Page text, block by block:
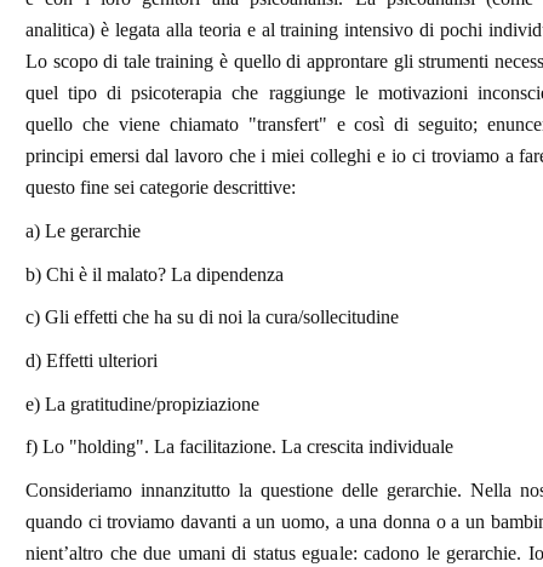
analitica) è legata alla teoria e al training intensivo di pochi
Lo scopo di tale training è quello di approntare gli strumenti
quel tipo di psicoterapia che raggiunge le motivazioni
quello che viene chiamato "transfert" e così di seguito;
principi emersi dal lavoro che i miei colleghi e io ci troviamo a
questo fine sei categorie descrittive:
a) Le gerarchie
b) Chi è il malato? La dipendenza
c) Gli effetti che ha su di noi la cura/sollecitudine
d) Effetti ulteriori
e) La gratitudine/propiziazione
f) Lo "holding". La facilitazione. La crescita individuale
Consideriamo innanzitutto la questione delle gerarchie. Nella
quando ci troviamo davanti a un uomo, a una donna o a un
nient’altro che due umani di status eguale: cadono le gerarchie.